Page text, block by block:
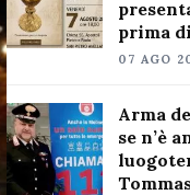
prima
07 AGO
Arma
se n’è